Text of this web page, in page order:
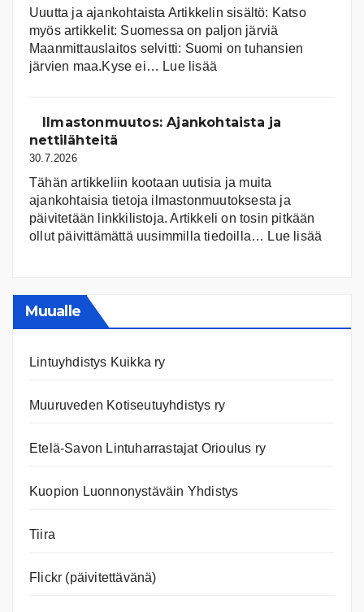
Uuutta ja ajankohtaista Artikkelin sisältö: Katso
myös artikkelit: Suomessa on pal­jon jär­viä
Maanmittauslaitos selvitti: Suomi on tuhansien
järvien maa.Kyse ei… Lue lisää
ja
Ilmastonmuutos: Ajankohtaista ja
nettilähteitä
30.7.2026
Tähän artikkeliin kootaan uutisia ja muita
ajankohtaisia tietoja ilmastonmuutoksesta ja
päivitetään linkkilistoja. Artikkeli on tosin pitkään
ollut päivittämättä uusimmilla tiedoilla… Lue lisää
Muualle
Lintuyhdistys Kuikka ry
Muuruveden Kotiseutuyhdistys ry
Etelä-Savon Lintuharrastajat Orioulus ry
Kuopion Luonnonystäväin Yhdistys
Tiira
Flickr (päivitettävänä)